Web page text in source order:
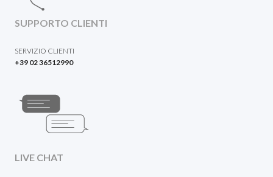
SUPPORTO CLIENTI
SERVIZIO CLIENTI
+39 02 36512990
LIVE CHAT